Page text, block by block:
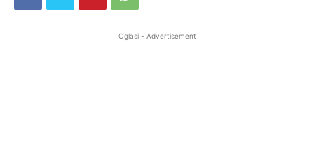
Oglasi - Advertisement